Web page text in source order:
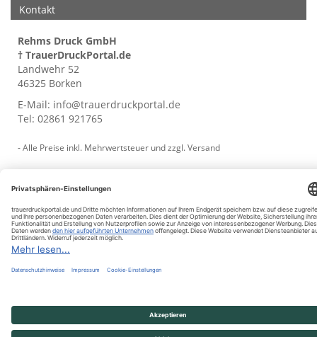
Kontakt
Rehms Druck GmbH
† TrauerDruckPortal.de
Landwehr 52
46325 Borken
E-Mail: info@trauerdruckportal.de
Tel: 02861 921765
- Alle Preise inkl. Mehrwertsteuer und zzgl.Versand
© trauerdruckportal.de 2009 - 2026
Impressum